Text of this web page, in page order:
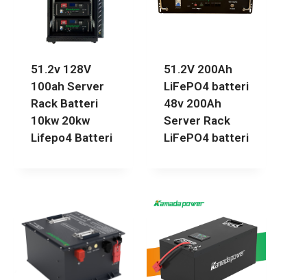
51.2v 128V
100ah Server
Rack Batteri
10kw 20kw
Lifepo4 Batteri
51.2V 200Ah
LiFePO4 batteri
48v 200Ah
Server Rack
LiFePO4 batteri